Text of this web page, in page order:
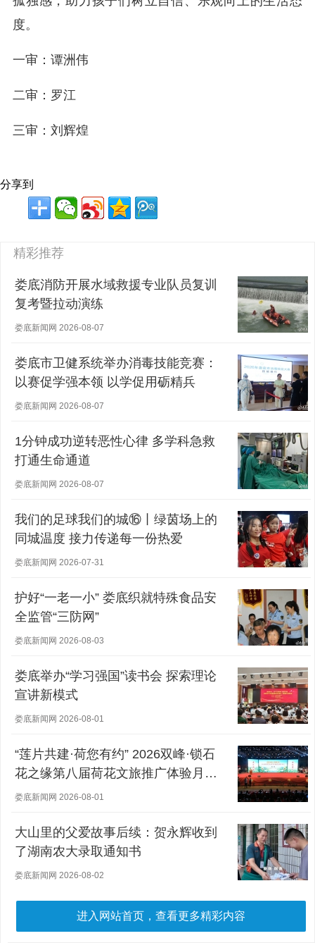
度。
一审：谭洲伟
二审：罗江
三审：刘辉煌
分享到
精彩推荐
娄底消防开展水域救援专业队员复训
复考暨拉动演练
娄底新闻网 2026-08-07
娄底市卫健系统举办消毒技能竞赛：
以赛促学强本领 以学促用砺精兵
娄底新闻网 2026-08-07
1分钟成功逆转恶性心律 多学科急救
打通生命通道
娄底新闻网 2026-08-07
我们的足球我们的城⑯丨绿茵场上的
同城温度 接力传递每一份热爱
娄底新闻网 2026-07-31
护好“一老一小” 娄底织就特殊食品安
全监管“三防网”
娄底新闻网 2026-08-03
娄底举办“学习强国”读书会 探索理论
宣讲新模式
娄底新闻网 2026-08-01
“莲片共建·荷您有约” 2026双峰·锁石
花之缘第八届荷花文旅推广体验月盛
大开幕
娄底新闻网 2026-08-01
大山里的父爱故事后续：贺永辉收到
了湖南农大录取通知书
娄底新闻网 2026-08-02
进入网站首页，查看更多精彩内容